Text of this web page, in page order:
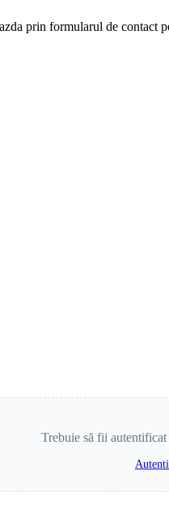
prin formularul de contact
Trebuie să fii autentificat